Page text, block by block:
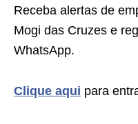
Receba alertas de
Mogi das Cruzes e
WhatsApp.
Clique aqui para